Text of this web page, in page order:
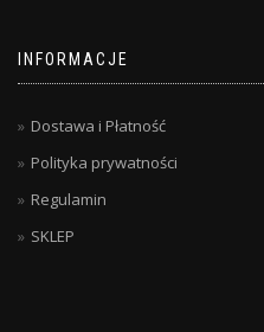
INFORMACJE
Dostawa i Płatność
Polityka prywatności
Regulamin
SKLEP